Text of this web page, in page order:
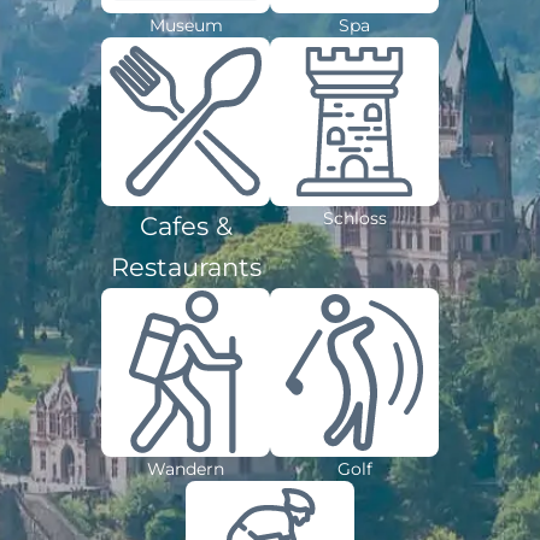
Museum Spa
Cafes &
Restaurants
Schloss
Wandern Golf